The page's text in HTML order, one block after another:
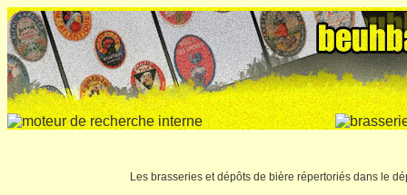
Les brasseries et dépôts de bière répertoriés dans le